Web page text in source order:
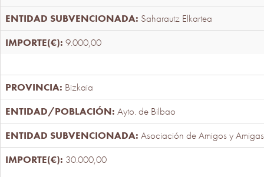
Saharautz Elkartea
9.000,00
Bizkaia
Ayto. de Bilbao
Asociación de Amigos y
30.000,00